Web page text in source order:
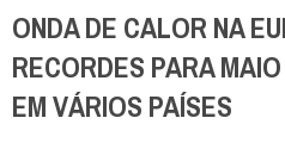
ONDA DE CALOR NA
RECORDES PARA
EM VÁRIOS PAÍSES